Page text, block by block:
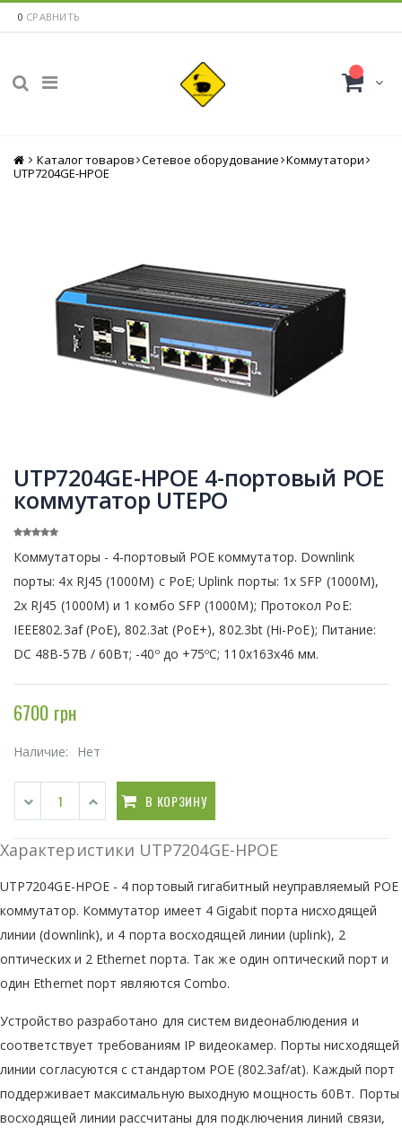
0 СРАВНИТЬ
Главная
Каталог товаров Сетевое оборудование Коммутатори
UTP7204GE-HPOE
UTP7204GE-HPOE 4-портовый POE
коммутатор UTEPO
Коммутаторы - 4-портовый POE коммутатор. Downlink
порты: 4x RJ45 (1000M) с PoE; Uplink порты: 1x SFP (1000M),
2x RJ45 (1000M) и 1 комбо SFP (1000M); Протокол PoE:
IEEE802.3af (PoE), 802.3at (PoE+), 802.3bt (Hi-PoE); Питание:
DC 48В-57В / 60Вт; -40º до +75ºC; 110х163х46 мм.
6700 грн
Наличие: Нет
В КОРЗИНУ
Характеристики UTP7204GE-HPOE
UTP7204GE-HPOE - 4 портовый гигабитный неуправляемый POE
коммутатор. Коммутатор имеет 4 Gigabit порта нисходящей
линии (downlink), и 4 порта восходящей линии (uplink), 2
оптических и 2 Ethernet порта. Так же один оптический порт и
один Ethernet порт являются Combo.
Устройство разработано для систем видеонаблюдения и
соответствует требованиям IP видеокамер. Порты нисходящей
линии согласуются с стандартом POE (802.3af/at). Каждый порт
поддерживает максимальную выходную мощность 60Вт. Порты
восходящей линии рассчитаны для подключения линий связи,